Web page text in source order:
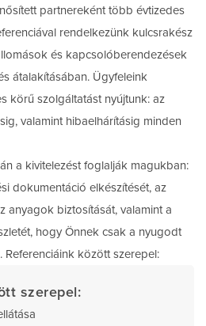
partnereként több évtizedes
rendelkezünk kulcsrakész
és kapcsolóberendezések
átalakításában. Ügyfeleink
körű szolgáltatást nyújtunk: az
valamint hibaelhárításig minden
a kivitelezést foglalják magukban:
dokumentáció elkészítését, az
anyagok biztosítását, valamint a
hogy Önnek csak a nyugodt
között szerepel:
szerepel: